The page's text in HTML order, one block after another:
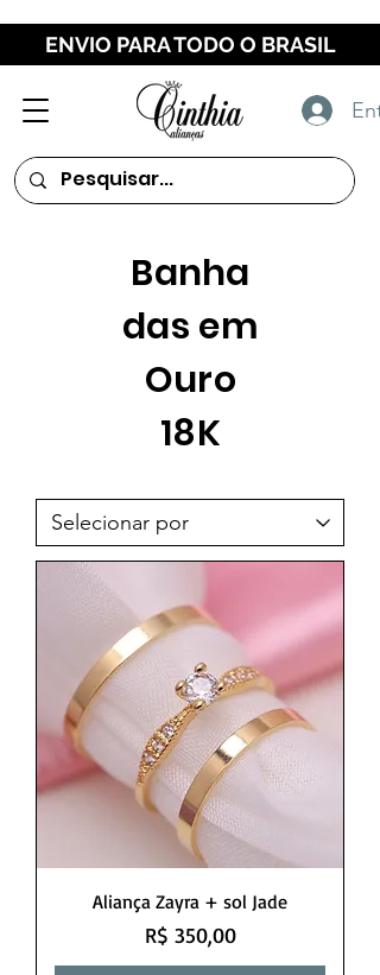
ENVIO PARA TODO O BRASIL
Banha
das em
Ouro
18K
Aliança Zayra + sol Jade
Preço
R$ 350,00